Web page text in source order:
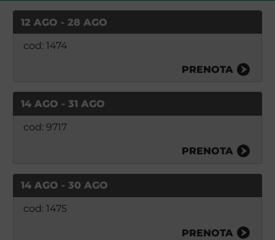
12 AGO - 28 AGO
cod: 1474
PRENOTA
14 AGO - 31 AGO
cod: 9717
PRENOTA
14 AGO - 30 AGO
cod: 1475
PRENOTA